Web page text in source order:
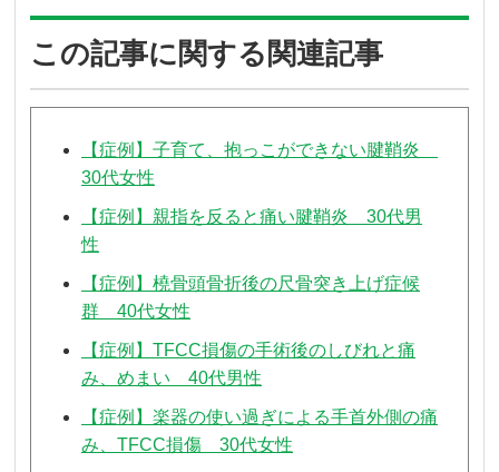
この記事に関する関連記事
【症例】子育て、抱っこができない腱鞘炎
30代女性
【症例】親指を反ると痛い腱鞘炎 30代男
性
【症例】橈骨頭骨折後の尺骨突き上げ症候
群 40代女性
【症例】TFCC損傷の手術後のしびれと痛
み、めまい 40代男性
【症例】楽器の使い過ぎによる手首外側の痛
み、TFCC損傷 30代女性